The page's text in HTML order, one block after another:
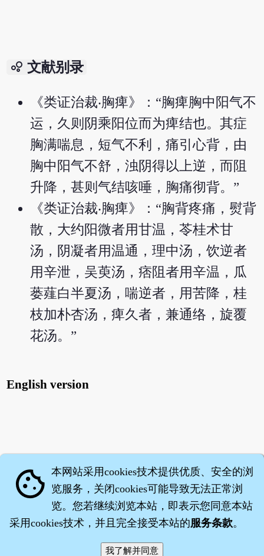
bubble_chart 文献别录
《类证治裁‧胸痺》：“胸痺胸中阳气不
运，久则阴乘阳位而为痺结也。其症
胸满喘息，短气不利，痛引心背，由
胸中阳气不舒，浊阴得以上逆，而阻
升降，甚则气结咳唾，胸痛彻背。”
《类证治裁‧胸痺》：“胸背疼痛，熨背
散，大约阳微者用甘温，苓桂术甘
汤，阴凝者用温通，理中汤，饮逆者
用辛泄，吴萸汤，痞阻者用辛温，瓜
蒌薤白半夏汤，喘逆者，用苦降，桂
枝加朴杏汤，痺久者，兼通络，旋覆
花汤。”
English version
·沈药子©2008～2026
cookie 本网站采用cookies技术提供优质、安全的浏
览服务，关闭cookies可能导致无法正常浏
览。您若继续浏览本站，即表示您同意本站
采用cookies技术，并且完全接受本站的服务条款。